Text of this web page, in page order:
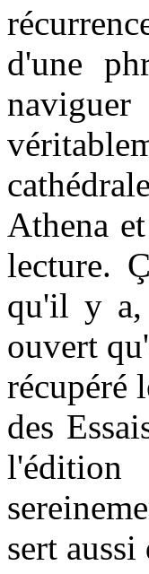
d'une
Athena
lecture.
qu'il y a,
ouvert
récupéré
des
sert